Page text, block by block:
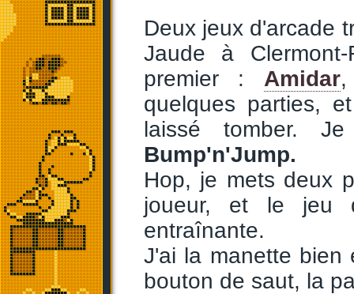
Deux jeux d'arcade
Jaude à
premier : Amidar,
quelques parties,
laissé tomber.
Bump'n'Jump.
Hop, je mets deux
joueur, et le jeu
entraînante.
J'ai la manette bien
bouton de saut, la